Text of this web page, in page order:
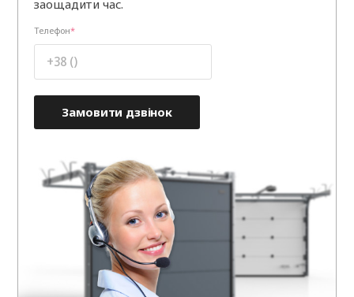
заощадити час.
Телефон
Замовити дзвінок